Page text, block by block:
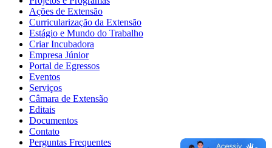
Ações de Extensão
Curricularização da Extensão
Estágio e Mundo do Trabalho
Criar Incubadora
Empresa Júnior
Portal de Egressos
Eventos
Serviços
Câmara de Extensão
Editais
Documentos
Contato
Perguntas Frequentes